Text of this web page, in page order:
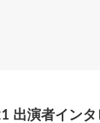
出演者インタ